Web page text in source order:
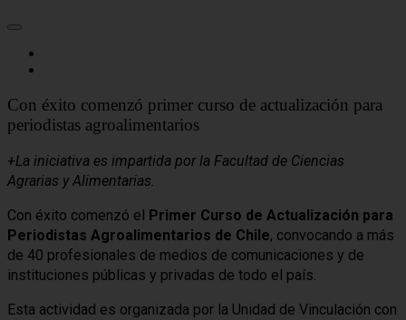
Con éxito comenzó primer curso de actualización para
periodistas agroalimentarios
+La iniciativa es impartida por la Facultad de Ciencias
Agrarias y Alimentarias.
Con éxito comenzó el
Primer Curso de Actualización para
Periodistas Agroalimentarios de Chile, convocando a más
de 40 profesionales de medios de comunicaciones y de
instituciones públicas y privadas de todo el país.
Esta actividad es organizada por la Unidad de Vinculación con